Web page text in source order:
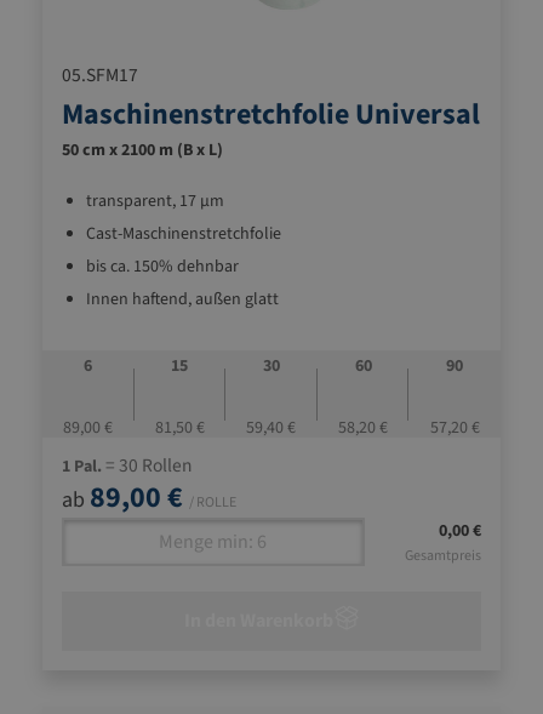
05.SFM17
Maschinenstretchfolie Universal
50 cm x 2100 m (B x L)
transparent, 17 µm
Cast-Maschinenstretchfolie
bis ca. 150% dehnbar
Innen haftend, außen glatt
6
89,00 €
15
81,50 €
30
59,40 €
60
58,20 €
90
57,20 €
1 Pal. = 30 Rollen
ab 89,00 € / ROLLE
0,00 €
Gesamtpreis